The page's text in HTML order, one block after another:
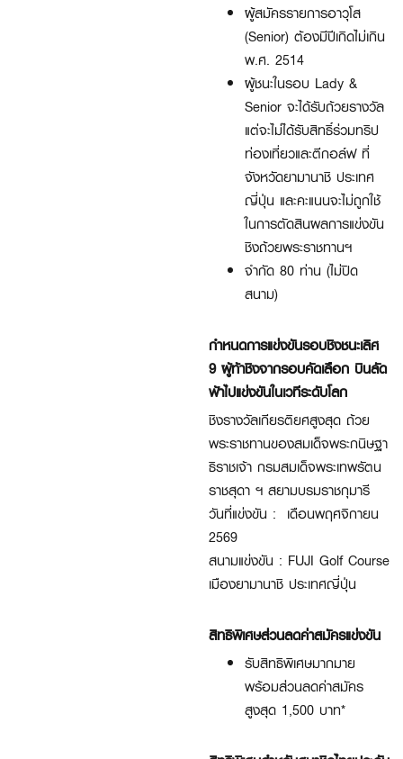
ผู้สมัครรายการอาวุโส
(Senior) ต้องมีปีเกิดไม่เกิน
พ.ศ. 2514
ผู้ชนะในรอบ Lady &
Senior จะได้รับถ้วยรางวัล
แต่จะไม่ได้รับสิทธิ์ร่วมทริป
ท่องเที่ยวและตีกอล์ฟ ที่
จังหวัดยามานาชิ ประเทศ
ญี่ปุ่น และคะแนนจะไม่ถูกใช้
ในการตัดสินผลการแข่งขัน
ชิงถ้วยพระราชทานฯ
จำกัด 80 ท่าน (ไม่ปิด
สนาม)
กำหนดการแข่งขันรอบชิงชนะเลิศ
9 ผู้ท้าชิงจากรอบคัดเลือก บินลัด
ฟ้าไปแข่งขันในเวทีระดับโลก
ชิงรางวัลเกียรติยศสูงสุด ถ้วย
พระราชทานของสมเด็จพระกนิษฐา
ธิราชเจ้า กรมสมเด็จพระเทพรัตน
ราชสุดา ฯ สยามบรมราชกุมารี
วันที่แข่งขัน : เดือนพฤศจิกายน
2569
สนามแข่งขัน : FUJI Golf Course
เมืองยามานาชิ ประเทศญี่ปุ่น
สิทธิพิเศษส่วนลดค่าสมัครแข่งขัน
รับสิทธิพิเศษมากมาย
พร้อมส่วนลดค่าสมัคร
สูงสุด 1,500 บาท*